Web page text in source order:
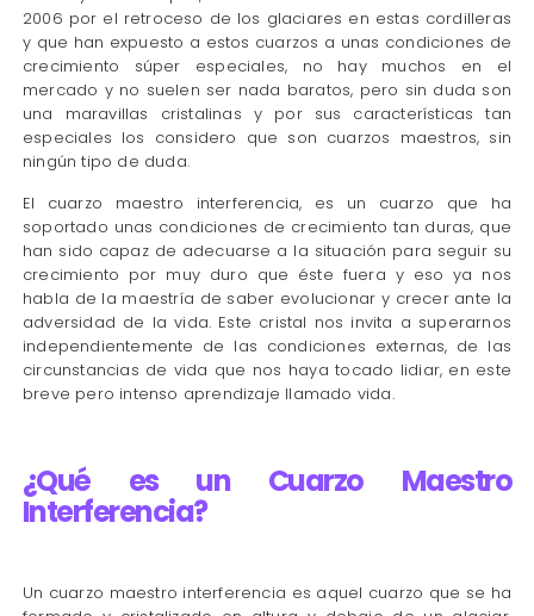
2006 por el retroceso de los glaciares en estas cordilleras
y que han expuesto a estos cuarzos a unas condiciones de
crecimiento súper especiales, no hay muchos en el
mercado y no suelen ser nada baratos, pero sin duda son
una maravillas cristalinas y por sus características tan
especiales los considero que son cuarzos maestros, sin
ningún tipo de duda.
El cuarzo maestro interferencia, es un cuarzo que ha
soportado unas condiciones de crecimiento tan duras, que
han sido capaz de adecuarse a la situación para seguir su
crecimiento por muy duro que éste fuera y eso ya nos
habla de la maestría de saber evolucionar y crecer ante la
adversidad de la vida. Este cristal nos invita a superarnos
independientemente de las condiciones externas, de las
circunstancias de vida que nos haya tocado lidiar, en este
breve pero intenso aprendizaje llamado vida.
¿Qué es un Cuarzo Maestro
Interferencia?
Un cuarzo maestro interferencia es aquel cuarzo que se ha